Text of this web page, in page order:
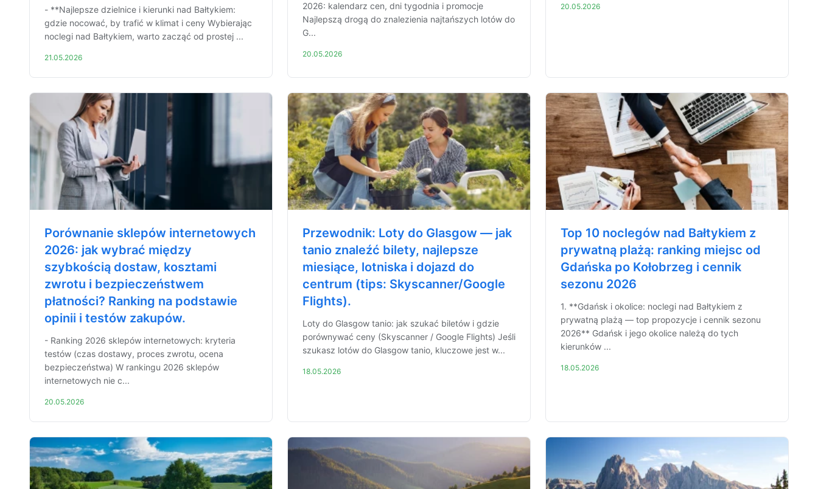
- **Najlepsze dzielnice i kierunki nad Bałtykiem:
gdzie nocować, by trafić w klimat i ceny Wybierając
noclegi nad Bałtykiem, warto zacząć od prostej ...
21.05.2026
2026: kalendarz cen, dni tygodnia i promocje
Najlepszą drogą do znalezienia najtańszych lotów do
G...
20.05.2026
20.05.2026
Porównanie sklepów internetowych
2026: jak wybrać między
szybkością dostaw, kosztami
zwrotu i bezpieczeństwem
płatności? Ranking na podstawie
opinii i testów zakupów.
- Ranking 2026 sklepów internetowych: kryteria
testów (czas dostawy, proces zwrotu, ocena
bezpieczeństwa) W rankingu 2026 sklepów
internetowych nie c...
20.05.2026
Przewodnik: Loty do Glasgow — jak
tanio znaleźć bilety, najlepsze
miesiące, lotniska i dojazd do
centrum (tips: Skyscanner/Google
Flights).
Loty do Glasgow tanio: jak szukać biletów i gdzie
porównywać ceny (Skyscanner / Google Flights) Jeśli
szukasz lotów do Glasgow tanio, kluczowe jest w...
18.05.2026
Top 10 noclegów nad Bałtykiem z
prywatną plażą: ranking miejsc od
Gdańska po Kołobrzeg i cennik
sezonu 2026
1. **Gdańsk i okolice: noclegi nad Bałtykiem z
prywatną plażą — top propozycje i cennik sezonu
2026** Gdańsk i jego okolice należą do tych
kierunków ...
18.05.2026